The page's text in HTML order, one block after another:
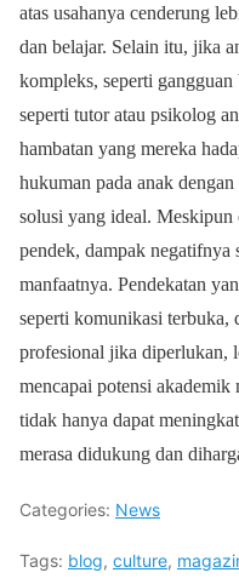
atas usahanya cenderung
dan belajar. Selain itu, jika
kompleks, seperti
seperti tutor atau psikolog
hambatan yang mereka
hukuman pada anak
solusi yang ideal. Meskipun
pendek, dampak negatifnya
manfaatnya. Pendekatan
seperti komunikasi terbuka,
profesional jika diperlukan,
mencapai potensi
tidak hanya dapat
merasa didukung dan
Categories: News
Tags: blog, culture,